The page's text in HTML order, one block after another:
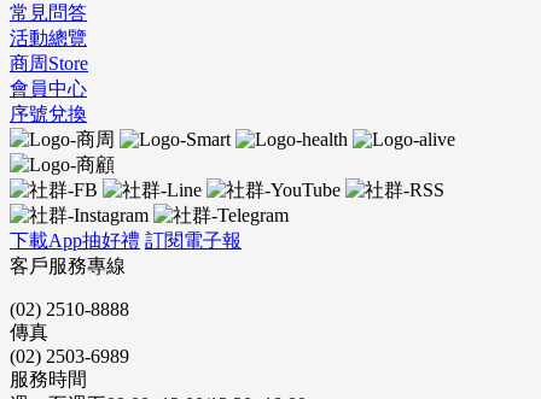
常見問答
活動總覽
商周Store
會員中心
序號兌換
下載App抽好禮 訂閱電子報
客戶服務專線
(02) 2510-8888
傳真
(02) 2503-6989
服務時間